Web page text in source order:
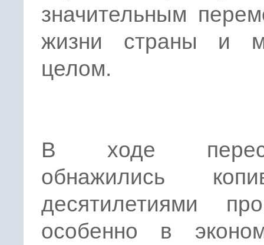
значительным
жизни страны и
целом.
В ходе
обнажились
десятилетиями
особенно в